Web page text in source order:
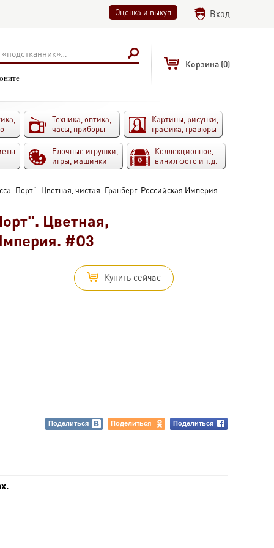
Оценка и выкуп Вход
Корзина (0)
Техника, оптика,
часы, приборы
Картины, рисунки,
графика, гравюры
Елочные игрушки,
игры, машинки
Коллекционное,
винил фото и т.д.
Порт". Цветная, чистая. Гранберг. Российская Империя.
Цветная,
#O3
Купить сейчас
Поделиться Поделиться Поделиться